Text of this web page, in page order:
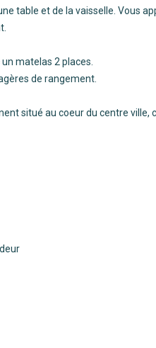
table et de la vaisselle. Vous
matelas 2 places.
de rangement.
situé au coeur du centre ville,